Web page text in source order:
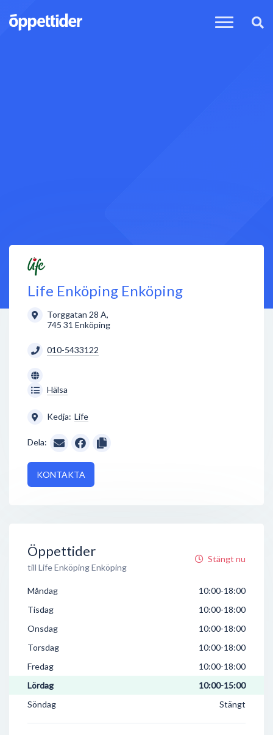
Life Enköping Enköping
Torggatan 28 A,
745 31 Enköping
010-5433122
Hälsa
Kedja: Life
Dela:
KONTAKTA
Öppettider
till Life Enköping Enköping
Stängt nu
Måndag
10:00-18:00
Tisdag
10:00-18:00
Onsdag
10:00-18:00
Torsdag
10:00-18:00
Fredag
10:00-18:00
Lördag
10:00-15:00
Söndag
Stängt